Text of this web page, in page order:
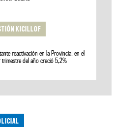
KICILLOF
reactivación en la Provincia: en el
trimestre del año creció 5,2%